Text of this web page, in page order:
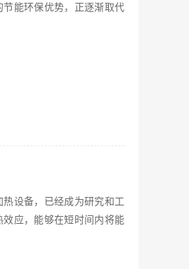
能环保优势，正逐渐取代
设备，已经成为研究和工
应，能够在短时间内将能